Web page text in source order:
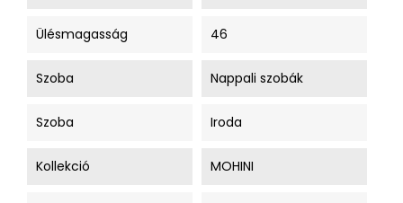
Ülésmagasság 46
Szoba Nappali szobák
Szoba Iroda
Kollekció MOHINI